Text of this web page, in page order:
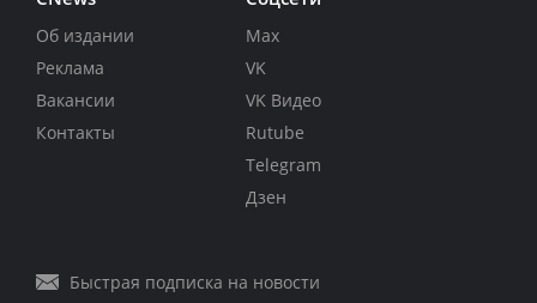
Об издании
Реклама
Вакансии
Контакты
Max
VK
VK Видео
Rutube
Telegram
Дзен
Быстрая подписка на новости